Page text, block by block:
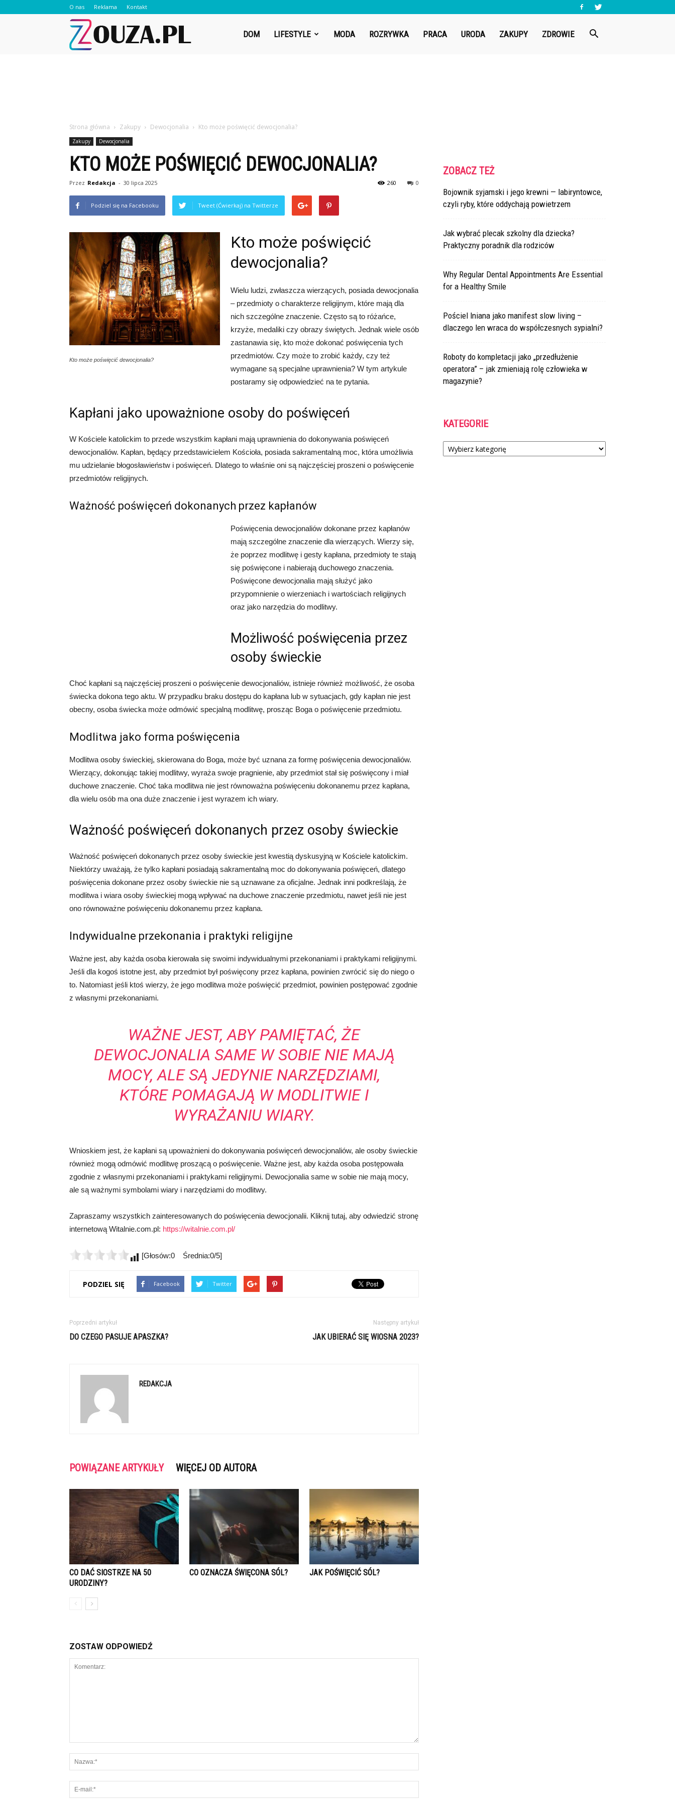
O nas Reklama Kontakt
DOM LIFESTYLE MODA ROZRYWKA PRACA URODA ZAKUPY ZDROWIE
Strona główna Zakupy Dewocjonalia Kto może poświęcić dewocjonalia?
Zakupy Dewocjonalia
KTO MOŻE POŚWIĘCIĆ DEWOCJONALIA?
Przez Redakcja - 30 lipca 2025 0
260
Podziel się na Facebooku Tweet (Ćwierkaj) na Twitterze
Kto może poświęcić dewocjonalia?
Kto może poświęcić
dewocjonalia?
Wielu ludzi, zwłaszcza wierzących, posiada dewocjonalia
– przedmioty o charakterze religijnym, które mają dla
nich szczególne znaczenie. Często są to różańce,
krzyże, medaliki czy obrazy świętych. Jednak wiele osób
zastanawia się, kto może dokonać poświęcenia tych
przedmiotów. Czy może to zrobić każdy, czy też
wymagane są specjalne uprawnienia? W tym artykule
postaramy się odpowiedzieć na te pytania.
Kapłani jako upoważnione osoby do poświęceń
W Kościele katolickim to przede wszystkim kapłani mają uprawnienia do dokonywania poświęceń
dewocjonaliów. Kapłan, będący przedstawicielem Kościoła, posiada sakramentalną moc, która umożliwia
mu udzielanie błogosławieństw i poświęceń. Dlatego to właśnie oni są najczęściej proszeni o poświęcenie
przedmiotów religijnych.
Ważność poświęceń dokonanych przez kapłanów
Poświęcenia dewocjonaliów dokonane przez kapłanów
mają szczególne znaczenie dla wierzących. Wierzy się,
że poprzez modlitwę i gesty kapłana, przedmioty te stają
się poświęcone i nabierają duchowego znaczenia.
Poświęcone dewocjonalia mają służyć jako
przypomnienie o wierzeniach i wartościach religijnych
oraz jako narzędzia do modlitwy.
Możliwość poświęcenia przez
osoby świeckie
Choć kapłani są najczęściej proszeni o poświęcenie dewocjonaliów, istnieje również możliwość, że osoba
świecka dokona tego aktu. W przypadku braku dostępu do kapłana lub w sytuacjach, gdy kapłan nie jest
obecny, osoba świecka może odmówić specjalną modlitwę, prosząc Boga o poświęcenie przedmiotu.
Modlitwa jako forma poświęcenia
Modlitwa osoby świeckiej, skierowana do Boga, może być uznana za formę poświęcenia dewocjonaliów.
Wierzący, dokonując takiej modlitwy, wyraża swoje pragnienie, aby przedmiot stał się poświęcony i miał
duchowe znaczenie. Choć taka modlitwa nie jest równoważna poświęceniu dokonanemu przez kapłana,
dla wielu osób ma ona duże znaczenie i jest wyrazem ich wiary.
Ważność poświęceń dokonanych przez osoby świeckie
Ważność poświęceń dokonanych przez osoby świeckie jest kwestią dyskusyjną w Kościele katolickim.
Niektórzy uważają, że tylko kapłani posiadają sakramentalną moc do dokonywania poświęceń, dlatego
poświęcenia dokonane przez osoby świeckie nie są uznawane za oficjalne. Jednak inni podkreślają, że
modlitwa i wiara osoby świeckiej mogą wpływać na duchowe znaczenie przedmiotu, nawet jeśli nie jest
ono równoważne poświęceniu dokonanemu przez kapłana.
Indywidualne przekonania i praktyki religijne
Ważne jest, aby każda osoba kierowała się swoimi indywidualnymi przekonaniami i praktykami religijnymi.
Jeśli dla kogoś istotne jest, aby przedmiot był poświęcony przez kapłana, powinien zwrócić się do niego o
to. Natomiast jeśli ktoś wierzy, że jego modlitwa może poświęcić przedmiot, powinien postępować zgodnie
z własnymi przekonaniami.
WAŻNE JEST, ABY PAMIĘTAĆ, ŻE
DEWOCJONALIA SAME W SOBIE NIE MAJĄ
MOCY, ALE SĄ JEDYNIE NARZĘDZIAMI,
KTÓRE POMAGAJĄ W MODLITWIE I
WYRAŻANIU WIARY.
Wnioskiem jest, że kapłani są upoważnieni do dokonywania poświęceń dewocjonaliów, ale osoby świeckie
również mogą odmówić modlitwę proszącą o poświęcenie. Ważne jest, aby każda osoba postępowała
zgodnie z własnymi przekonaniami i praktykami religijnymi. Dewocjonalia same w sobie nie mają mocy,
ale są ważnymi symbolami wiary i narzędziami do modlitwy.
Zapraszamy wszystkich zainteresowanych do poświęcenia dewocjonalii. Kliknij tutaj, aby odwiedzić stronę
internetową Witalnie.com.pl: https://witalnie.com.pl/
[Głosów:0 Średnia:0/5]
PODZIEL SIĘ Facebook Twitter
Poprzedni artykuł
DO CZEGO PASUJE APASZKA?
Następny artykuł
JAK UBIERAĆ SIĘ WIOSNA 2023?
REDAKCJA
POWIĄZANE ARTYKUŁY WIĘCEJ OD AUTORA
CO DAĆ SIOSTRZE NA 50
URODZINY?
CO OZNACZA ŚWIĘCONA SÓL? JAK POŚWIĘCIĆ SÓL?
ZOSTAW ODPOWIEDŹ
ZOBACZ TEŻ
Bojownik syjamski i jego krewni — labiryntowce,
czyli ryby, które oddychają powietrzem
Jak wybrać plecak szkolny dla dziecka?
Praktyczny poradnik dla rodziców
Why Regular Dental Appointments Are Essential
for a Healthy Smile
Pościel lniana jako manifest slow living –
dlaczego len wraca do współczesnych sypialni?
Roboty do kompletacji jako „przedłużenie
operatora” – jak zmieniają rolę człowieka w
magazynie?
KATEGORIE
Kategorie